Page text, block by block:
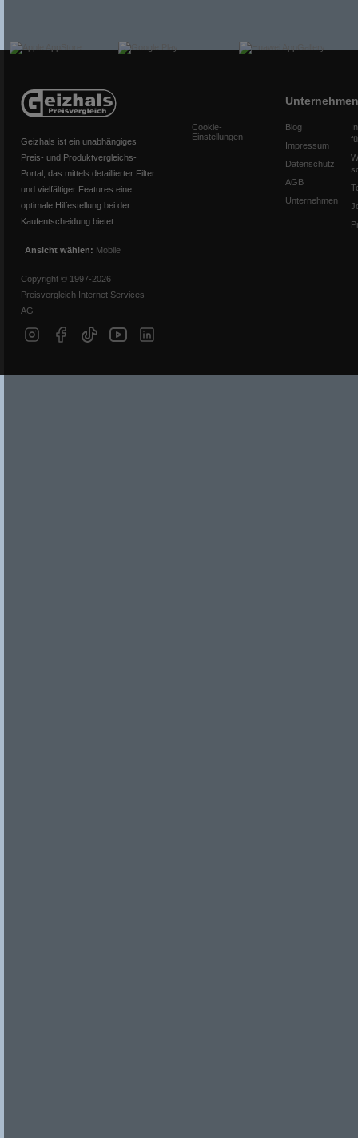
Geizhals ist ein unabhängiges
Preis- und Produktvergleichs-
Portal, das mittels detaillierter Filter
und vielfältiger Features eine
optimale Hilfestellung bei der
Kaufentscheidung bietet.
Ansicht wählen: Mobile
Copyright © 1997-2026
Preisvergleich Internet Services
AG
Cookie-
Einstellungen
Unternehmen
Blog
Impressum
Datenschutz
AGB
Unternehmen